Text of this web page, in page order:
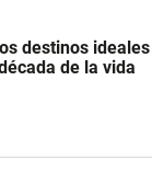
destinos ideales
de la vida